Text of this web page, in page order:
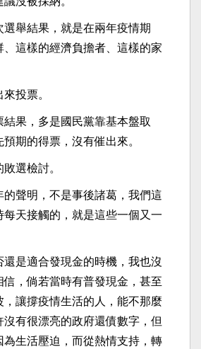
舉結果，就是在兩年疫情期
、這樣的經濟負擔者、這樣的家
投票。
結果，多是國民黨靠基本盤取
期的得票，沒有催出來。
選檢討。
的聲明，不是事後諸葛，我們這
每天接觸的，就是這些一個又一
是適合發現金的時機，我也沒
信，倘若當時有普發現金，甚至
，讓撐疫情生活的人，能不那麼
有很漂亮的政府還債數字，但
為生活壓迫，而從熱情支持，轉